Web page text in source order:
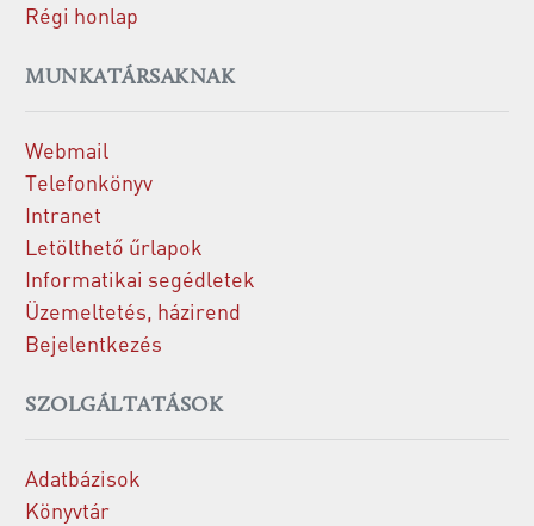
Régi honlap
MUNKATÁRSAKNAK
Webmail
Telefonkönyv
Intranet
Letölthető űrlapok
Informatikai segédletek
Üzemeltetés, házirend
Bejelentkezés
SZOLGÁLTATÁSOK
Adatbázisok
Könyvtár